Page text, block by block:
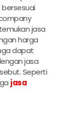
bersesuai
jasa
harga
dapat
jasa
Seperti
jasa